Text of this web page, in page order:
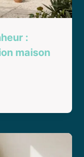
:
maison